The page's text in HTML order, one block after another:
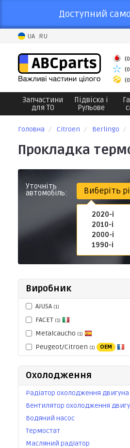
Доступний
UA RU
Запчастини
для ТО
Підвіска і
Рульове
Головна Citroen Berlingo
Прокладка
Уточніть
автомобіль: Виберіть
2020-і
2010-і
2000-і
1990-і
Виробник
AJUSA (1)
FACET (1)
Metalcaucho (1)
Peugeot/Citroen (1) OEM
Охолодження
Радіатор охолодження двигуна
Вентилятор охолодження
Водяний насос
Термостат
Масляний радіатор